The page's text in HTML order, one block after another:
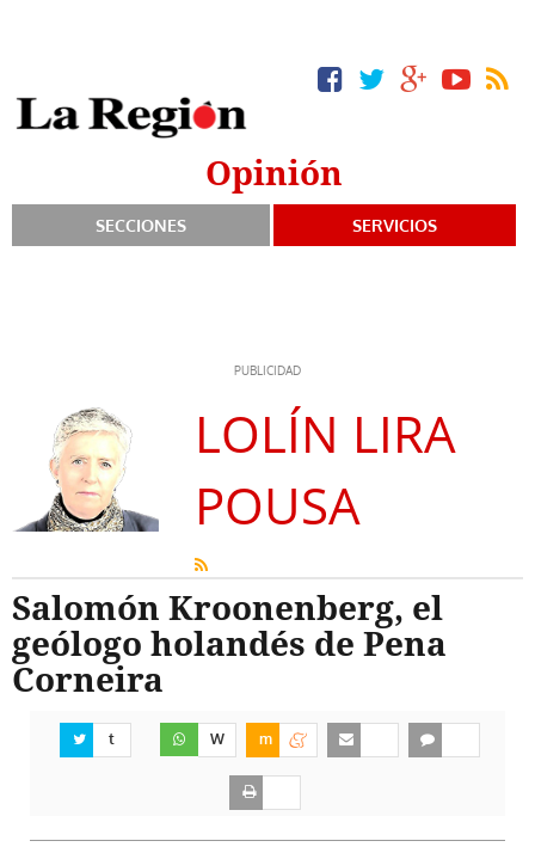
Opinión
SECCIONES SERVICIOS
LOLÍN LIRA
POUSA
Salomón Kroonenberg, el
geólogo holandés de Pena
Corneira
t W m